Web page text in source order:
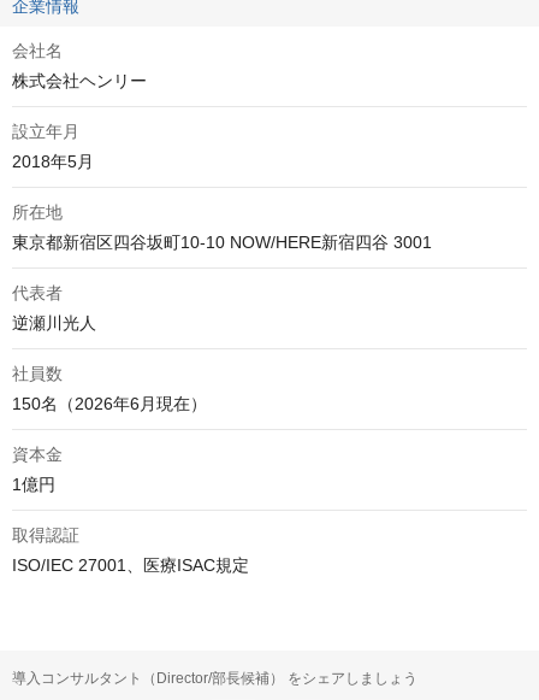
企業情報
会社名
株式会社ヘンリー
設立年月
2018年5月
所在地
代表者
逆瀬川光人
社員数
150名（2026年6月現在）
資本金
1億円
取得認証
ISO/IEC 27001、医療ISAC規定
導入コンサルタント（Director/部長候補） をシェアしましょう